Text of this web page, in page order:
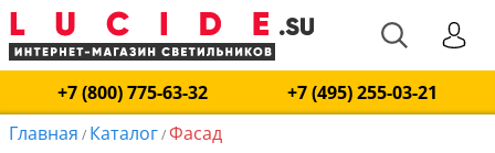
+7 (800) 775-63-32
+7 (495) 255-03-21
Главная / Каталог/Фасад